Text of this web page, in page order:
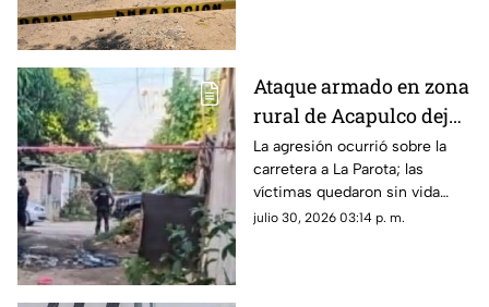
Ataque armado en zona
rural de Acapulco deja
dos hombres muertos
La agresión ocurrió sobre la
carretera a La Parota; las
víctimas quedaron sin vida
dentro de un local de comida.
julio 30, 2026 03:14 p. m.